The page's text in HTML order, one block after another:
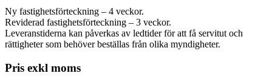
Ny fastighetsförteckning – 4 veckor.
Reviderad fastighetsförteckning – 3 veckor.
Leveranstiderna kan påverkas av ledtider för att få servitut och
rättigheter som behöverbeställas från olika myndigheter.
Pris exkl moms